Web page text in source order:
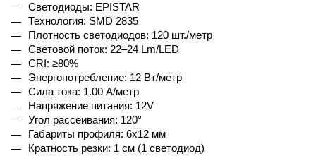
Светодиоды: EPISTAR
Технология: SMD 2835
Плотность светодиодов: 120 шт./метр
Световой поток: 22–24 Lm/LED
CRI: ≥80%
Энергопотребление: 12 Вт/метр
Сила тока: 1.00 A/метр
Напряжение питания: 12V
Угол рассеивания: 120°
Габариты профиля: 6x12 мм
Кратность резки: 1 см (1 светодиод)